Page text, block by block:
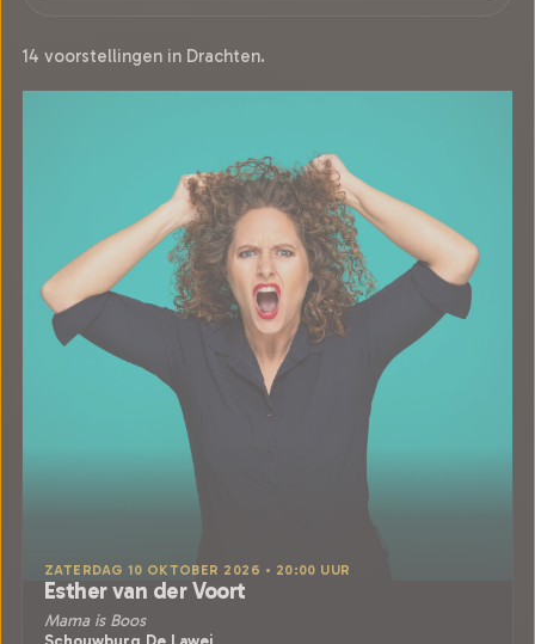
14 voorstellingen in Drachten.
ZATERDAG 10 OKTOBER 2026 • 20:00 UUR
Esther van der Voort
Mama is Boos